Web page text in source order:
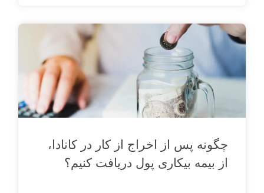
چگونه پس از اخراج از کار در کانادا،
از بیمه بیکاری پول دریافت کنیم؟